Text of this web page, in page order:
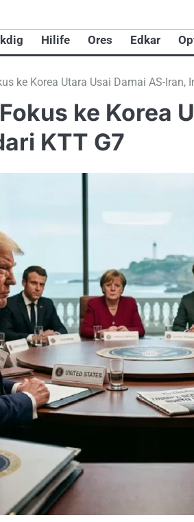
Hilife Ores Edkar
ke Korea Utara Usai Damai AS-Iran,
ke Korea
KTT G7